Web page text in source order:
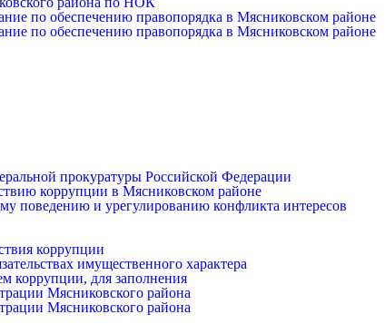
по обеспечению правопорядка в Мясниковском районе
по обеспечению правопорядка в Мясниковском районе
прокуратуры Российской Федерации
коррупции в Мясниковском районе
поведению и урегулированию конфликта интересов
коррупции
имущественного характера
коррупции, для заполнения
Мясниковского района
Мясниковского района